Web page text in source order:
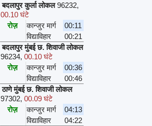
बदलापुर कुर्ला लोकल 96232,
00.10 घंटे
रोज़
कान्जुर मार्ग
00:11
विद्याविहार
00:21
बदलापुर मुंबई छ. शिवाजी लोकल
96234, 00.10 घंटे
रोज़
कान्जुर मार्ग
00:36
विद्याविहार
00:46
ठाणे मुंबई छ. शिवाजी लोकल
97302, 00.09 घंटे
रोज़
कान्जुर मार्ग
04:13
विद्याविहार
04:22